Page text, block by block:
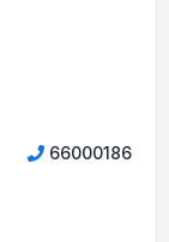
66000186